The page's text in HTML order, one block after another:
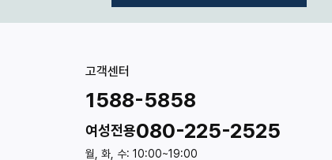
고객센터
1588-5858
여성전용080-225-2525
월, 화, 수: 10:00~19:00